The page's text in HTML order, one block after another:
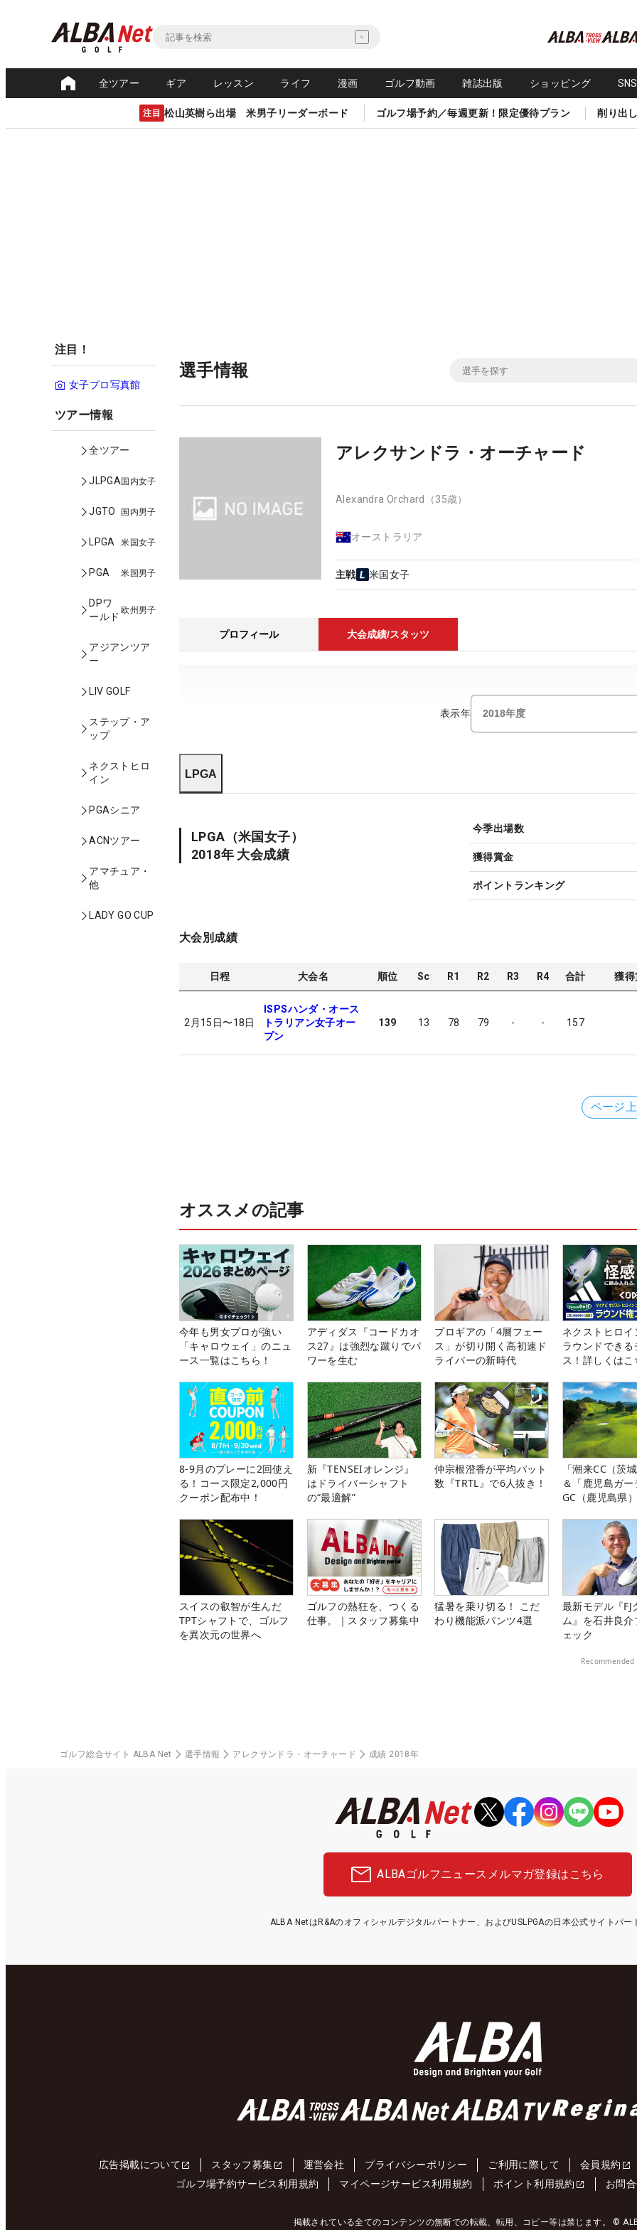
全ツアー ギア レッスン ライフ 漫画 ゴルフ動画 雑誌出版 ショッピング
注目 松山英樹ら出場 米男子リーダーボード ゴルフ場予約／毎週更新！限定優待プラン 削り出
注目！
女子プロ写真館
ツアー情報
全ツアー
JLPGA国内女子
JGTO 国内男子
LPGA 米国女子
PGA 米国男子
DPワ
ールド
欧州男子
アジアンツア
ー
LIV GOLF
ステップ・ア
ップ
ネクストヒロ
イン
PGAシニア
ACNツアー
アマチュア・
他
LADY GO CUP
選手情報
アレクサンドラ・オーチャード
Alexandra Orchard （35歳）
オーストラリア
主戦 米国女子
プロフィール 大会成績/スタッツ
表示年
LPGA
LPGA （米国女子）
2018年 大会成績
今季出場数
獲得賞金
ポイントランキング
大会別成績
日程 大会名 順位 Sc R1 R2 R3 R4 合計 獲得
2月15日〜18日
ISPSハンダ・オース
トラリアン女子オー
プン
139 13 78 79 - - 157
ページ
オススメの記事
今年も男女プロが強い
「キャロウェイ」のニュ
ース一覧はこちら！
アディダス『コードカオ
ス27』は強烈な蹴りでパ
ワーを生む
プロギアの「4層フェー
ス」が切り開く高初速ド
ライバーの新時代
ネクストヒロ
ラウンドできる
ス！詳しくは
8-9月のプレーに2回使え
る！コース限定2,000円
クーポン配布中！
新『TENSEIオレンジ』
はドライバーシャフト
の“最適解”
仲宗根澄香が平均パット
数『TRTL』で6人抜き！
「潮来CC（茨
＆「鹿児島ガー
GC（鹿児島県
スイスの叡智が生んだ
TPTシャフトで、ゴルフ
を異次元の世界へ
ゴルフの熱狂を、つくる
仕事。｜スタッフ募集中
猛暑を乗り切る！ こだ
わり機能派パンツ4選
最新モデル『FJ
ム』を石井良
ェック
Recommended
ゴルフ総合サイト ALBA Net 選手情報 アレクサンドラ・オーチャード 成績 2018年
ALBAゴルフニュース メルマガ登録はこちら
ALBA NetはR&Aのオフィシャルデジタルパートナー、およびUSLPGAの日本公式サイトパー
広告掲載について スタッフ募集 運営会社 プライバシーポリシー ご利用に際して
会員規約
ゴルフ場予約サービス利用規約
マイページサービス利用規約 ポイント利用規約 お問
掲載されている全てのコンテンツの無断での転載、転用、コピー等は禁じます。 ©